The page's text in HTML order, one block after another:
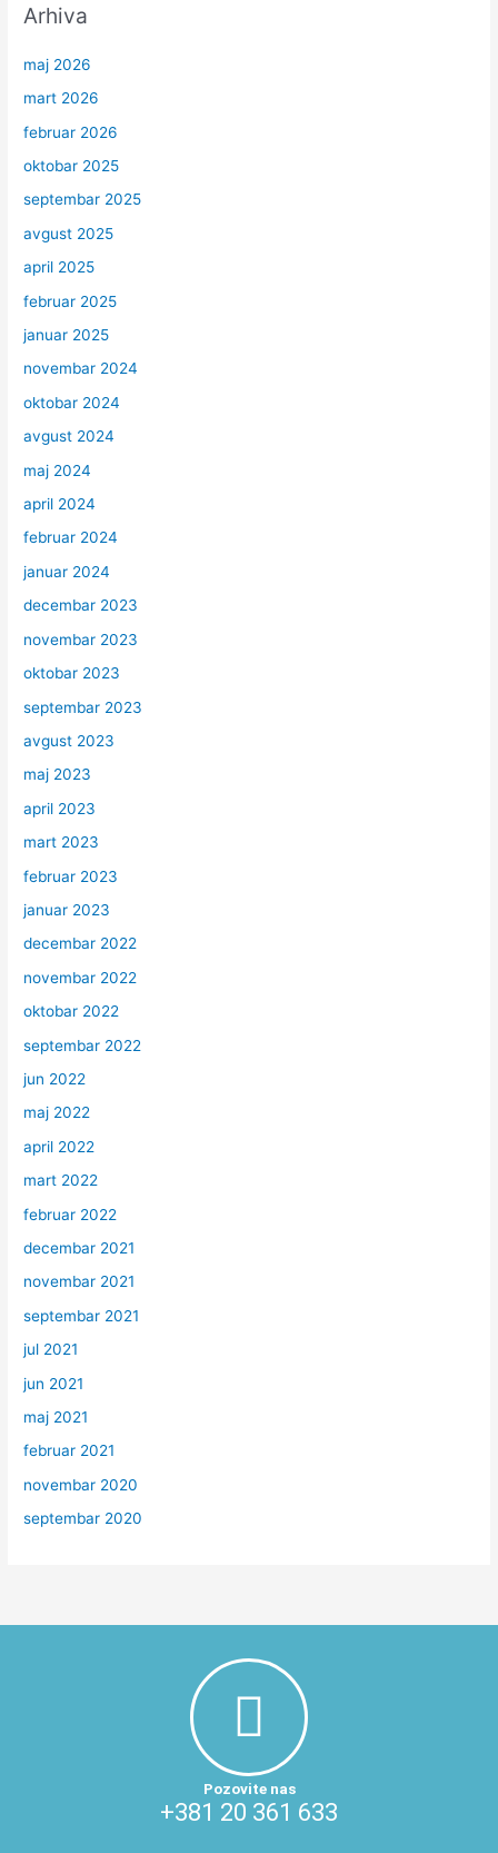
Arhiva
maj 2026
mart 2026
februar 2026
oktobar 2025
septembar 2025
avgust 2025
april 2025
februar 2025
januar 2025
novembar 2024
oktobar 2024
avgust 2024
maj 2024
april 2024
februar 2024
januar 2024
decembar 2023
novembar 2023
oktobar 2023
septembar 2023
avgust 2023
maj 2023
april 2023
mart 2023
februar 2023
januar 2023
decembar 2022
novembar 2022
oktobar 2022
septembar 2022
jun 2022
maj 2022
april 2022
mart 2022
februar 2022
decembar 2021
novembar 2021
septembar 2021
jul 2021
jun 2021
maj 2021
februar 2021
novembar 2020
septembar 2020
Pozovite nas
+381 20 361 633